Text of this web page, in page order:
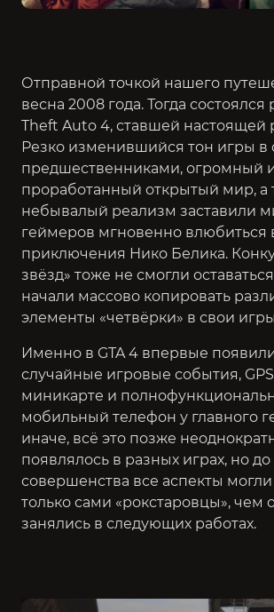
Отправной точкой нашего
весна 2008 года. Тогда состоялся
Theft Auto 4, ставшей настоящей
Резко изменившийся тон игры в
предшественниками, огромный
проработанный открытый мир, а
небывалый реализм заставили
геймеров мгновенно влюбиться
приключения Нико Белика.
звёзд» тоже не смогли
начали массово копировать
элементы «четвёрки» в свои
Именно в GTA 4 впервые
случайные игровые события,
миникарте и
мобильный телефон у главного
иначе, всё это позже
появлялось в разных играх, но до
совершенства все аспекты могли
только сами «рокстаровцы», чем
занялись в следующих работах.